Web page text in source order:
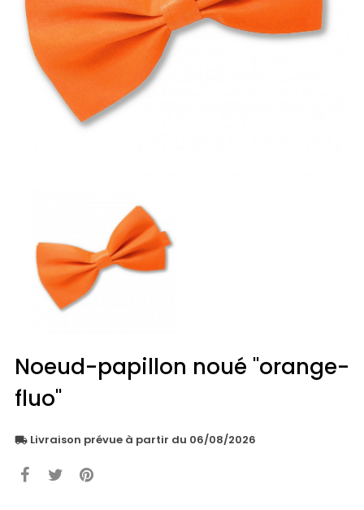
Noeud-papillon noué "orange-
fluo"
local_shipping Livraison prévue à partir du 06/08/2026